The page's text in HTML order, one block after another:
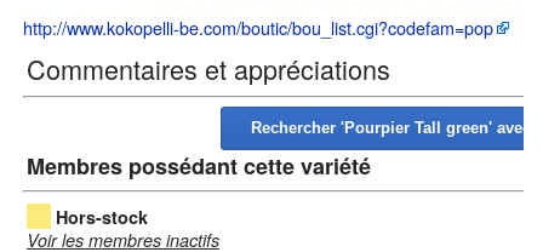
http://www.kokopelli-be.com/boutic/bou_list.cgi?codefam=pop
Commentaires et appréciations
Membres possédant cette variété
Hors-stock
Voir les membres inactifs